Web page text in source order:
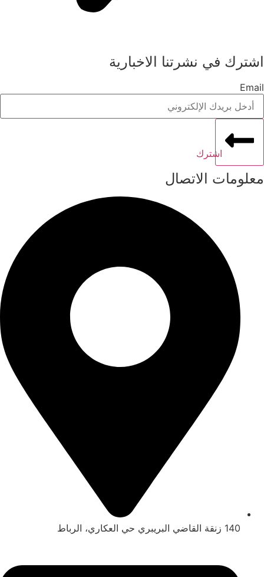
اشترك في نشرتنا الاخبارية
Email
اشترك
معلومات الاتصال
140 زنقة القاضي البريبري حي العكاري، الرباط